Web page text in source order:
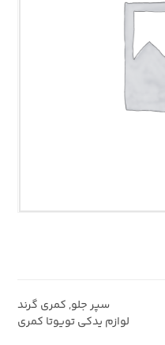
سپر جلو, کمری گرند
لوازم یدکی تویوتا کمری